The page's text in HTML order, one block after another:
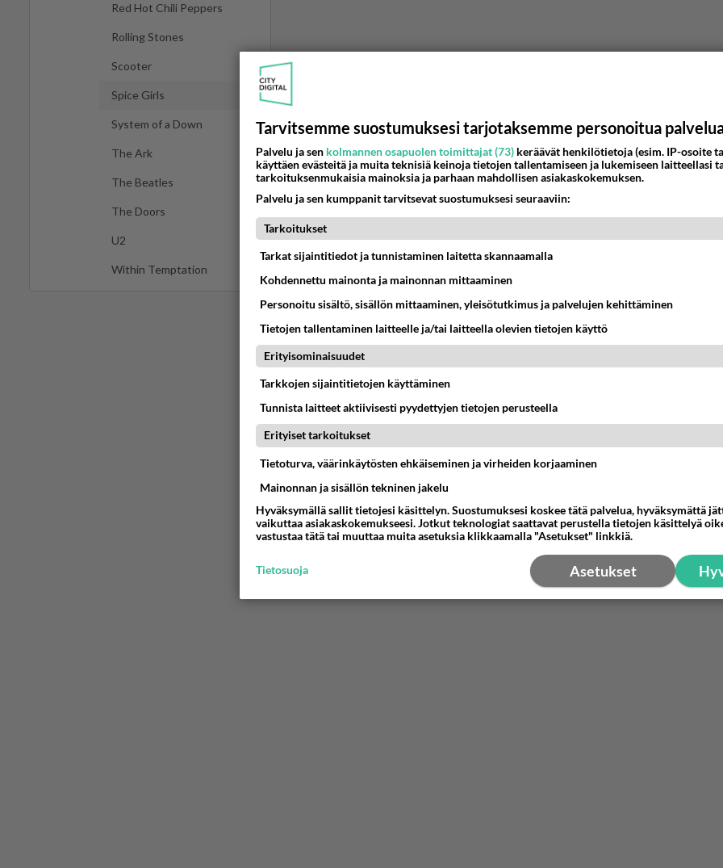
Red Hot Chili Peppers
Rolling Stones
Scooter
Spice Girls
System of a Down
The Ark
The Beatles
The Doors
U2
Within Temptation
Tarvitsemme suostumuksesi tarjotaksemme personoitua
Palvelu ja sen kolmannen osapuolen toimittajat (73) keräävät henkilötietoja (esim. IP-osoite
käyttäen evästeitä ja muita teknisiä keinoja tietojen tallentamiseen ja lukemiseen laitteellasi
tarkoituksenmukaisia mainoksia ja parhaan mahdollisen asiakaskokemuksen.
Palvelu ja sen kumppanit tarvitsevat suostumuksesi seuraaviin:
Tarkoitukset
Tarkat sijaintitiedot ja tunnistaminen laitetta skannaamalla
Kohdennettu mainonta ja mainonnan mittaaminen
Personoitu sisältö, sisällön mittaaminen, yleisötutkimus ja palvelujen kehittäminen
Tietojen tallentaminen laitteelle ja/tai laitteella olevien tietojen käyttö
Erityisominaisuudet
Tarkkojen sijaintitietojen käyttäminen
Tunnista laitteet aktiivisesti pyydettyjen tietojen perusteella
Erityiset tarkoitukset
Tietoturva, väärinkäytösten ehkäiseminen ja virheiden korjaaminen
Mainonnan ja sisällön tekninen jakelu
Hyväksymällä sallit tietojesi käsittelyn. Suostumuksesi koskee tätä palvelua, hyväksymättä
vaikuttaa asiakaskokemukseesi. Jotkut teknologiat saattavat perustella tietojen käsittelyä
vastustaa tätä tai muuttaa muita asetuksia klikkaamalla "Asetukset" linkkiä.
Asetukset
Tietosuoja